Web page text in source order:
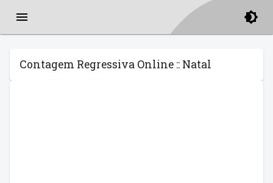
Contagem Regressiva Online :: Natal